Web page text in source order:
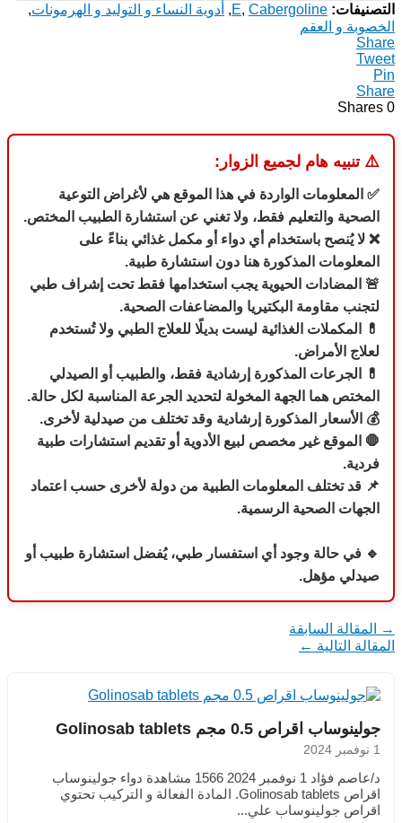
التصنيفات: E, Cabergoline
, أدوية النساء و التوليد و الهرمونات,
الخصوبة و العقم
Share
Tweet
Pin
Share
0
Shares
⚠️تنبيه هام لجميع الزوار:
✅ المعلومات الواردة في هذا الموقع هي لأغراض التوعية
الصحية والتعليم فقط، ولا تغني عن استشارة الطبيب المختص.
❌ لا يُنصح باستخدام أي دواء أو مكمل غذائي بناءً على
المعلومات المذكورة هنا دون استشارة طبية.
🚨 المضادات الحيوية يجب استخدامها فقط تحت إشراف طبي
لتجنب مقاومة البكتيريا والمضاعفات الصحية.
💊 المكملات الغذائية ليست بديلًا للعلاج الطبي ولا تُستخدم
لعلاج الأمراض.
💊
الجرعات المذكورة إرشادية فقط، والطبيب أو الصيدلي
المختص هما الجهة المخولة لتحديد الجرعة المناسبة لكل حالة.
💰 الأسعار المذكورة إرشادية وقد تختلف من صيدلية لأخرى.
🛑 الموقع غير مخصص لبيع الأدوية أو تقديم استشارات طبية
فردية.
📌 قد تختلف المعلومات الطبية من دولة لأخرى حسب اعتماد
الجهات الصحية الرسمية.
🔹 في حالة وجود أي استفسار طبي، يُفضل استشارة طبيب أو
صيدلي مؤهل.
→
المقالة السابقة
المقالة التالية ←
جولينوساب اقراص 0.5 مجم Golinosab tablets
1 نوفمبر 2024
د/عاصم فؤاد 1 نوفمبر 2024 1566 مشاهدة دواء جولينوساب
اقراص Golinosab tablets. المادة الفعالة و التركيب تحتوي
اقراص جولينوساب علي...